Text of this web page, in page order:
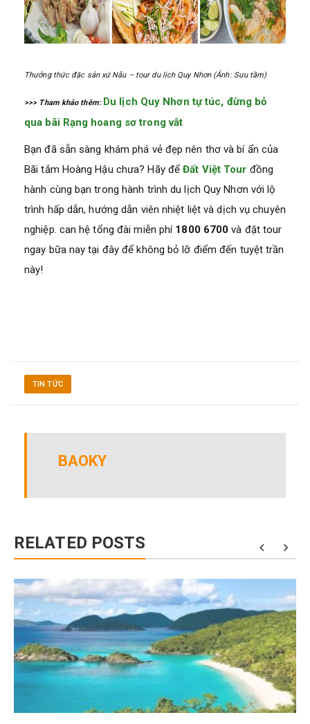
Thưởng thức đặc sản xứ Nẫu – tour du lịch Quy Nhơn (Ảnh: Sưu tầm)
>>> Tham khảo thêm: Du lịch Quy Nhơn tự túc, đừng bỏ
qua bãi Rạng hoang sơ trong vắt
Bạn đã sẵn sàng khám phá vẻ đẹp nên thơ và bí ẩn của
Bãi tắm Hoàng Hậu chưa? Hãy để Đất Việt Tour đồng
hành cùng bạn trong hành trình du lịch Quy Nhơn với lộ
trình hấp dẫn, hướng dẫn viên nhiệt liệt và dịch vụ chuyên
nghiệp. can hệ tổng đài miễn phí 1800 6700 và đặt tour
ngay bữa nay tại đây để không bỏ lỡ điểm đến tuyệt trần
này!
TIN TỨC
BAOKY
RELATED POSTS